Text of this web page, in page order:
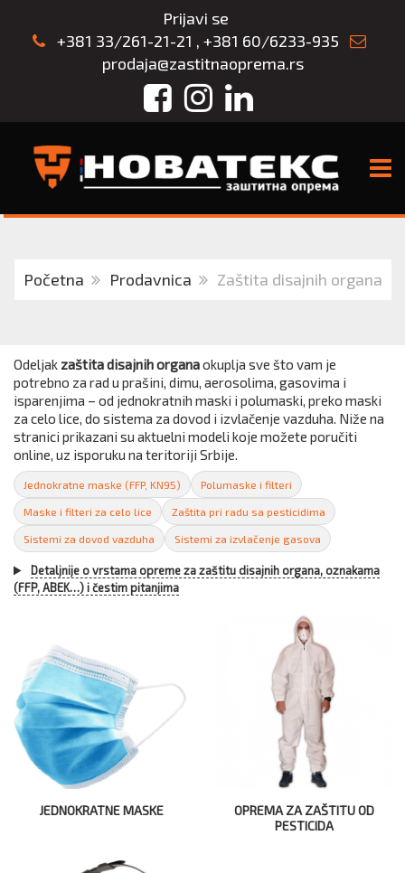
Prijavi se
+381 33/261-21-21 , +381 60/6233-935
prodaja@zastitnaoprema.rs
FacebookInstagram
LinkedIn
Početna Prodavnica Zaštita disajnih organa
Odeljak zaštita disajnih organaokuplja sve što vam je
potrebno za rad u prašini, dimu, aerosolima, gasovima i
isparenjima – od jednokratnih maski i polumaski, preko maski
za celo lice, do sistema za dovod i izvlačenje vazduha. Niže na
stranici prikazani su aktuelni modeli koje možete poručiti
online, uz isporuku na teritoriji Srbije.
Jednokratne maske (FFP, KN95) Polumaske i filteri
Maske i filteri za celo lice Zaštita pri radu sa pesticidima
Sistemi za dovod vazduha Sistemi za izvlačenje gasova
Detaljnije o vrstama opreme za zaštitu disajnih organa, oznakama
(FFP, ABEK…) i čestim pitanjima
JEDNOKRATNE MASKE
OPREMA ZA ZAŠTITU OD
PESTICIDA